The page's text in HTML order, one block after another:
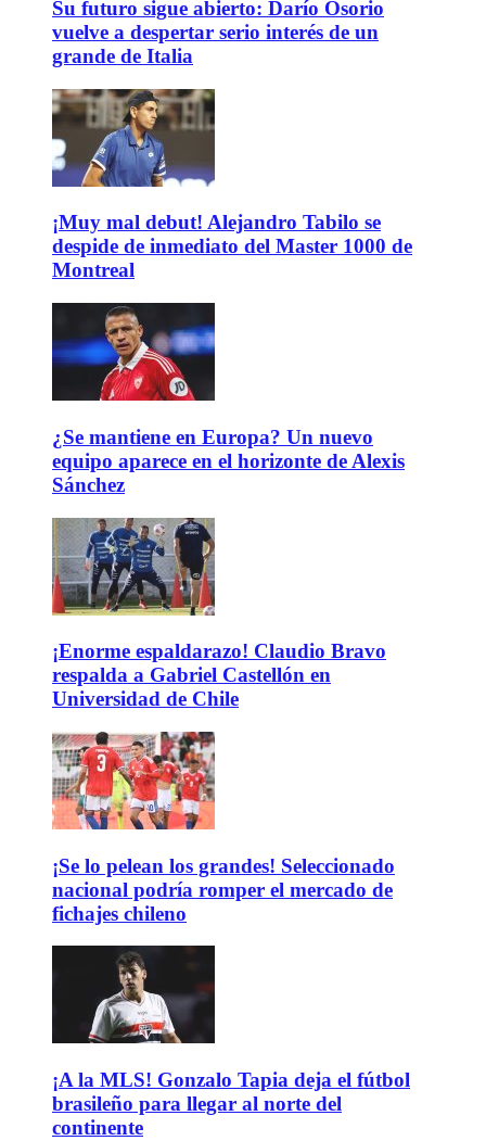
Su futuro sigue abierto: Darío Osorio
vuelve a despertar serio interés de un
grande de Italia
¡Muy mal debut! Alejandro Tabilo se
despide de inmediato del Master 1000 de
Montreal
¿Se mantiene en Europa? Un nuevo
equipo aparece en el horizonte de Alexis
Sánchez
¡Enorme espaldarazo! Claudio Bravo
respalda a Gabriel Castellón en
Universidad de Chile
¡Se lo pelean los grandes! Seleccionado
nacional podría romper el mercado de
fichajes chileno
¡A la MLS! Gonzalo Tapia deja el fútbol
brasileño para llegar al norte del
continente